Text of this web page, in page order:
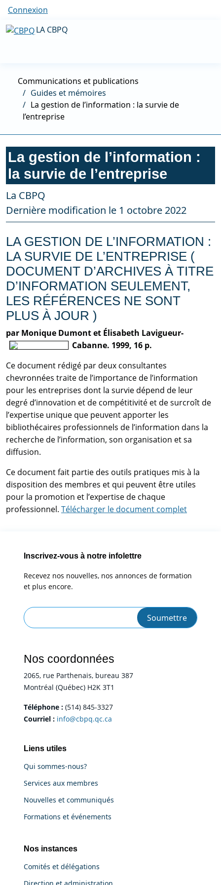
Connexion
LA CBPQ
Communications et publications
Guides et mémoires
La gestion de l’information : la survie de
l’entreprise
La gestion de l’information :
la survie de l’entreprise
La CBPQ
Dernière modification le 1 octobre 2022
LA GESTION DE L’INFORMATION :
LA SURVIE DE L’ENTREPRISE (
DOCUMENT D’ARCHIVES À TITRE
D’INFORMATION SEULEMENT,
LES RÉFÉRENCES NE SONT
PLUS À JOUR )
par Monique Dumont et Élisabeth Lavigueur-
Cabanne. 1999, 16 p.
Ce document rédigé par deux consultantes
chevronnées traite de l’importance de l’information
pour les entreprises dont la survie dépend de leur
degré d’innovation et de compétitivité et de surcroît de
l’expertise unique que peuvent apporter les
bibliothécaires professionnels de l’information dans la
recherche de l’information, son organisation et sa
diffusion.
Ce document fait partie des outils pratiques mis à la
disposition des membres et qui peuvent être utiles
pour la promotion et l’expertise de chaque
professionnel. Télécharger le document complet
Inscrivez-vous à notre infolettre
Recevez nos nouvelles, nos annonces de formation
et plus encore.
Nos coordonnées
2065, rue Parthenais, bureau 387
Montréal (Québec) H2K 3T1
Téléphone : (514) 845-3327
Courriel : info@cbpq.qc.ca
Liens utiles
Qui sommes-nous?
Services aux membres
Nouvelles et communiqués
Formations et événements
Nos instances
Comités et délégations